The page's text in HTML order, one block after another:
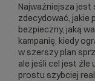
Najważniejsza jest
zdecydować, jakie
bezpieczny, jaką
kampanię, kiedy
w szerszy plan
ale jeśli cel jest źle
prostu szybciej